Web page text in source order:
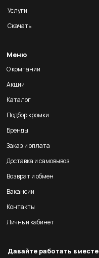
Услуги
Скачать
Меню
О компании
Акции
Каталог
Подбор кромки
Бренды
Заказ и оплата
Доставка и самовывоз
Возврат и обмен
Вакансии
Контакты
Личный кабинет
Давайте работать вместе